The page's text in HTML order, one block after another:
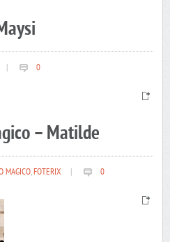
0
– Matilde
MAGICO,FOTERIX 0